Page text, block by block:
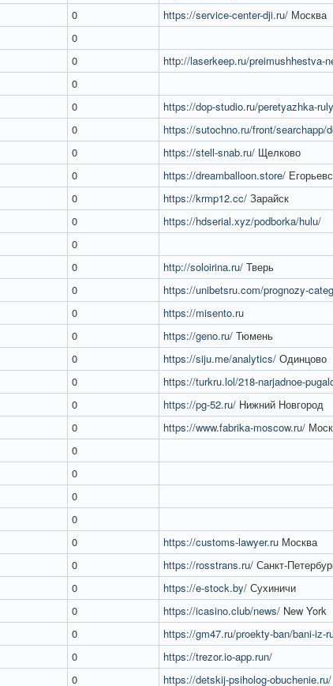
0 https://service-center-dji.ru/ Москва
0
0 http://laserkeep.ru/preimushhestva-
0
0 https://dop-studio.ru/peretyazhka-
0 https://sutochno.ru/front/searchapp/
0 https://stell-snab.ru/ Щелково
0 https://dreamballoon.store/
0 https://krmp12.cc/ Зарайск
0 https://hdserial.xyz/podborka/hulu/
0
0 http://soloirina.ru/ Тверь
0 https://unibetsru.com/prognozy-
0 https://misento.ru
0 https://geno.ru/ Тюмень
0 https://siju.me/analytics/ Одинцово
0 https://turkru.lol/218-narjadnoe-
0 https://pg-52.ru/ Нижний Новгород
0 https://www.fabrika-moscow.ru/
0
0
0
0
0 https://customs-lawyer.ru Москва
0 https://rosstrans.ru/ Санкт-
0 https://e-stock.by/ Сухиничи
0 https://icasino.club/news/ New York
0 https://gm47.ru/proekty-ban/bani-iz-
0 https://trezor.io-app.run/
0 https://detskij-psiholog-obuchenie.ru/